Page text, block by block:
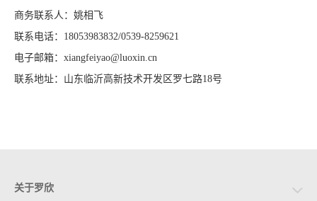
商务联系人： 姚相飞
联系电话： 18053983832/0539-8259621
电子邮箱： xiangfeiyao@luoxin.cn
联系地址：山东临沂高新技术开发区罗七路18号
关于罗欣